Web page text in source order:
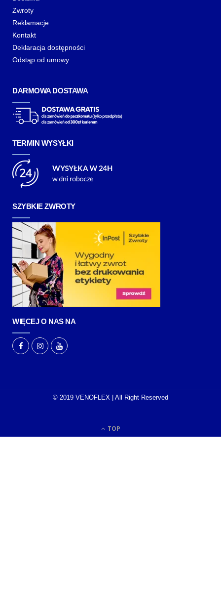
Zwroty
Reklamacje
Kontakt
Deklaracja dostępności
Odstąp od umowy
DARMOWA DOSTAWA
TERMIN WYSYŁKI
SZYBKIE ZWROTY
WIĘCEJ O NAS NA
© 2019 VENOFLEX | All Right Reserved
TOP